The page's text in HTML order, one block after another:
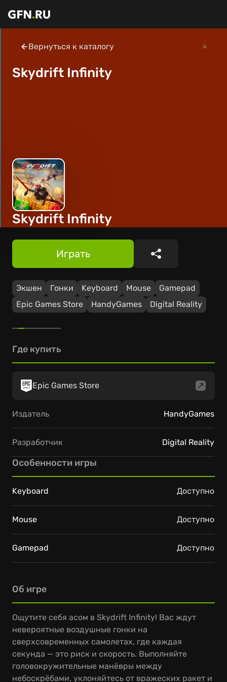
Вернуться к каталогу
Skydrift Infinity
Skydrift Infinity
Экшен Гонки Keyboard Mouse
Gamepad
Epic Games Store
HandyGames Digital Reality
Играть Поделиться
Об игре
Ощутите себя асом в Skydrift Infinity! Вас ждут
невероятные воздушные гонки на
сверхсовременных самолетах, где каждая
секунда — это риск и скорость. Выполняйте
головокружительные манёвры между
небоскрёбами, уклоняйтесь от вражеских ракет и
Где купить
Epic Games Store
Издатель HandyGames
Разработчик Digital Reality
Особенности игры
Keyboard Доступно
Mouse Доступно
Gamepad Доступно